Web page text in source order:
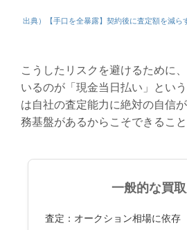
出典）【手口を全暴露】契約後に査定額を減ら
こうしたリスクを避けるために
いるのが「現金当日払い」とい
は自社の査定能力に絶対の自信
務基盤があるからこそできること
一般的な買
査定：オークション相場に依存